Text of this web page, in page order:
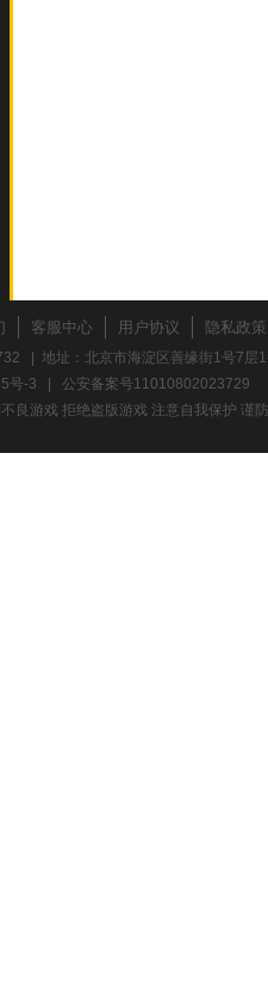
客服中心 用户协议 隐私政策
| 地址：北京市海淀区善缘街1号7
号-3
公安备案号11010802023729
良游戏 拒绝盗版游戏 注意自我保护 谨